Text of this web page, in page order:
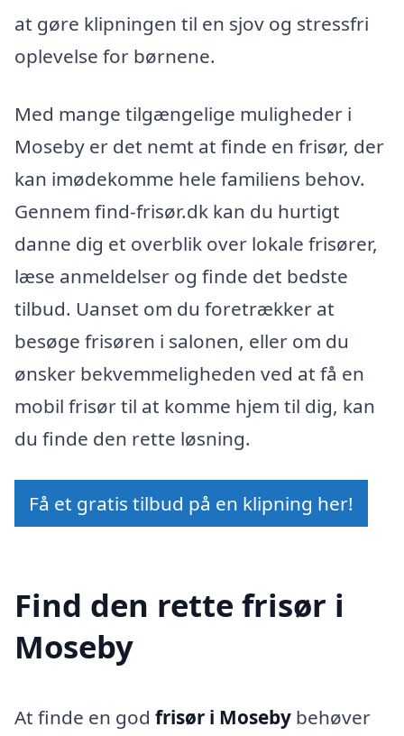
at gøre klipningen til en sjov og stressfri
oplevelse for børnene.
Med mange tilgængelige muligheder i
Moseby er det nemt at finde en frisør, der
kan imødekomme hele familiens behov.
Gennem find-frisør.dk kan du hurtigt
danne dig et overblik over lokale frisører,
læse anmeldelser og finde det bedste
tilbud. Uanset om du foretrækker at
besøge frisøren i salonen, eller om du
ønsker bekvemmeligheden ved at få en
mobil frisør til at komme hjem til dig, kan
du finde den rette løsning.
Få et gratis tilbud på en klipning her!
Find den rette frisør i
Moseby
At finde en god frisør i Moseby behøver